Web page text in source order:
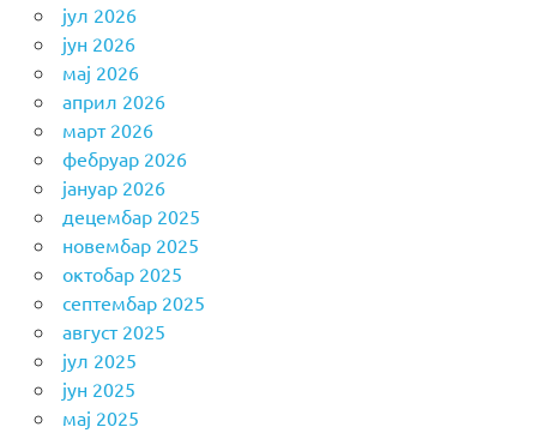
јул 2026
јун 2026
мај 2026
април 2026
март 2026
фебруар 2026
јануар 2026
децембар 2025
новембар 2025
октобар 2025
септембар 2025
август 2025
јул 2025
јун 2025
мај 2025